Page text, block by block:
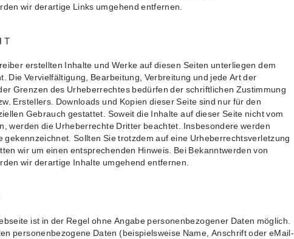
wir derartige Links umgehend entfernen.
erstellten Inhalte und Werke auf diesen Seiten unterliegen dem
Die Vervielfältigung, Bearbeitung, Verbreitung und jede Art der
Grenzen des Urheberrechtes bedürfen der schriftlichen Zustimmung
Erstellers. Downloads und Kopien dieser Seite sind nur für den
Gebrauch gestattet. Soweit die Inhalte auf dieser Seite nicht vom
werden die Urheberrechte Dritter beachtet. Insbesondere werden
gekennzeichnet. Sollten Sie trotzdem auf eine Urheberrechtsverletzung
wir um einen entsprechenden Hinweis. Bei Bekanntwerden von
wir derartige Inhalte umgehend entfernen.
ist in der Regel ohne Angabe personenbezogener Daten möglich.
personenbezogene Daten (beispielsweise Name, Anschrift oder eMail-